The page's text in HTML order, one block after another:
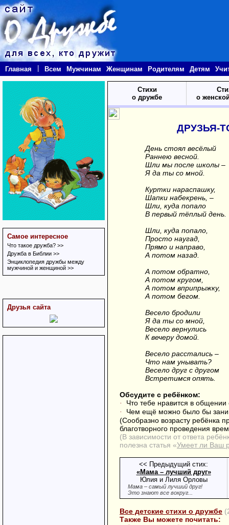
Главная Всем Мужчинам Женщинам Родителям Детям
Самое интересное
Что такое дружба? >>
Дружба в Библии >>
Энциклопедия дружбы между
мужчиной и женщиной >>
Друзья сайта
Стихи
о дружбе
о
ДРУЗЬЯ-
День стоял весёлый
Раннею весной.
Шли мы после школы –
Я да ты со мной.
Куртки нараспашку,
Шапки набекрень, –
Шли, куда попало
В первый тёплый день.
Шли, куда попало,
Просто наугад,
Прямо и направо,
А потом назад.
А потом обратно,
А потом кругом,
А потом вприпрыжку,
А потом бегом.
Весело бродили
Я да ты со мной,
Весело вернулись
К вечеру домой.
Весело расстались –
Что нам унывать?
Весело друг с другом
Встретимся опять.
Обсудите с ребёнком:
· Что тебе нравится в общении
·
Чем ещё можно было бы
(Сообразно возрасту ребёнка
благотворного проведения
(В зависимости от ответа
полезна статья «Умеет ли Ваш
<< Предыдущий стих:
«Мама – лучший друг»
Юлия и Лиля Орловы
Мама – самый лучший друг!
Это знают все вокруг...
Все детские стихи о дружбе
Также Вы можете почитать: